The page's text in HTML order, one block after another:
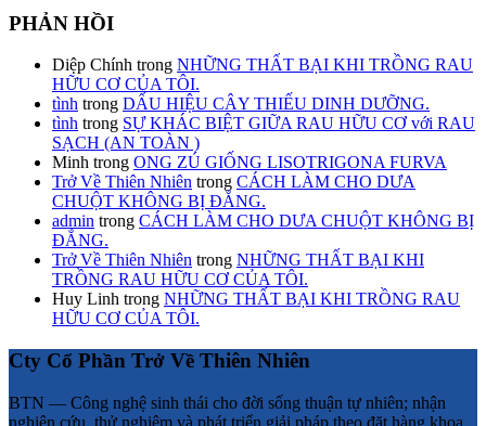
PHẢN HỒI
Diệp Chính trong NHỮNG THẤT BẠI KHI TRỒNG RAU
HỮU CƠ CỦA TÔI.
tình trong DẤU HIỆU CÂY THIẾU DINH DƯỠNG.
tình trong SỰ KHÁC BIỆT GIỮA RAU HỮU CƠ với RAU
SẠCH (AN TOÀN )
Minh trong ONG ZÚ GIỐNG LISOTRIGONA FURVA
Trở Về Thiên Nhiên trong CÁCH LÀM CHO DƯA
CHUỘT KHÔNG BỊ ĐẮNG.
admin trong CÁCH LÀM CHO DƯA CHUỘT KHÔNG BỊ
ĐẮNG.
Trở Về Thiên Nhiên trong NHỮNG THẤT BẠI KHI
TRỒNG RAU HỮU CƠ CỦA TÔI.
Huy Linh trong NHỮNG THẤT BẠI KHI TRỒNG RAU
HỮU CƠ CỦA TÔI.
Cty Cổ Phần Trở Về Thiên Nhiên
BTN — Công nghệ sinh thái cho đời sống thuận tự nhiên; nhận
nghiên cứu, thử nghiệm và phát triển giải pháp theo đặt hàng khoa